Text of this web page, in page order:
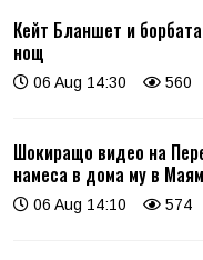
Кейт Бланшет и
нощ
06 Aug 14:30 560
Шокиращо видео на
намеса в дома му в
06 Aug 14:10 574